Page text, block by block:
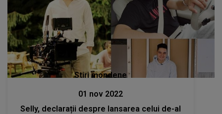
Stiri mondene
01 nov 2022
Selly, declarații despre lansarea celui de-al